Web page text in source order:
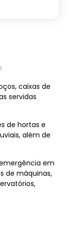
caixas de
servidas
de hortas e
além de
em
de máquinas,